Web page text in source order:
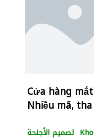
Cửa hàng
Nhiều mã,
تصميم الأجنحة